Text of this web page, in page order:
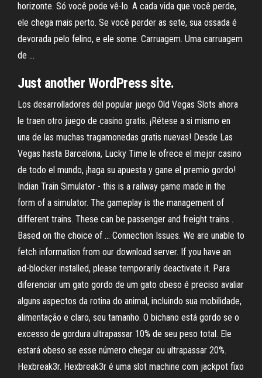
horizonte. Só você pode vê-lo. A cada vida que você perde,
ele chega mais perto. Se você perder as sete, sua ossada é
devorada pelo felino, e ele some. Carruagem. Uma carruagem
de …
Just another WordPress site.
Los desarrolladores del popular juego Old Vegas Slots ahora
le traen otro juego de casino gratis. ¡Rétese a si mismo en
una de las muchas tragamonedas gratis nuevas! Desde Las
Vegas hasta Barcelona, Lucky Time le ofrece el mejor casino
de todo el mundo, ¡haga su apuesta y gane el premio gordo!
Indian Train Simulator - this is a railway game made in the
form of a simulator. The gameplay is the management of
different trains. These can be passenger and freight trains .
Based on the choice of … Connection Issues. We are unable to
fetch information from our download server. If you have an
ad-blocker installed, please temporarily deactivate it. Para
diferenciar um gato gordo de um gato obeso é preciso avaliar
alguns aspectos da rotina do animal, incluindo sua mobilidade,
alimentação e claro, seu tamanho. O bichano está gordo se o
excesso de gordura ultrapassar 10% de seu peso total. Ele
estará obeso se esse número chegar ou ultrapassar 20%.
Hexbreak3r. Hexbreak3r é uma slot machine com jackpot fixo